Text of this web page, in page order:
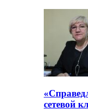
сетевой